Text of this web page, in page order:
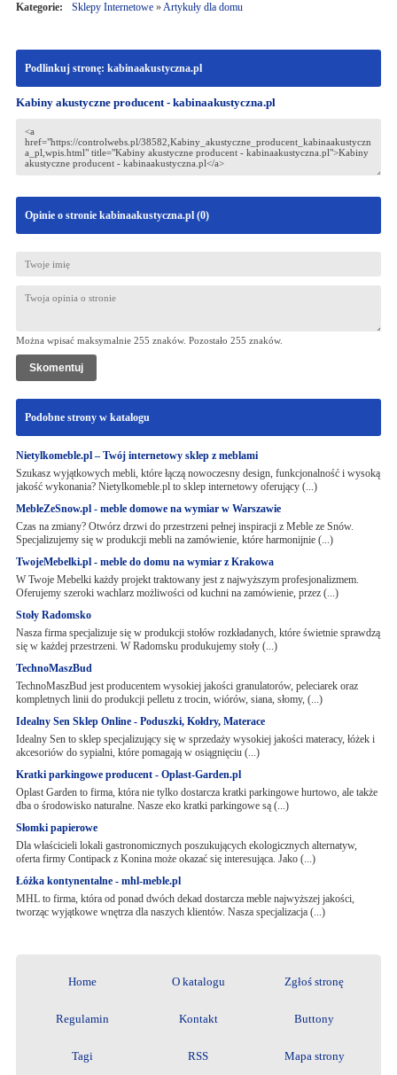
Kategorie:
Sklepy Internetowe»Artykuły dla domu
Podlinkuj stronę: kabinaakustyczna.pl
Kabiny akustyczne producent - kabinaakustyczna.pl
Opinie o stronie kabinaakustyczna.pl (0)
Można wpisać maksymalnie 255 znaków. Pozostało 255 znaków.
Podobne strony w katalogu
Nietylkomeble.pl – Twój internetowy sklep z meblami
Szukasz wyjątkowych mebli, które łączą nowoczesny design, funkcjonalność i wysoką
jakość wykonania? Nietylkomeble.pl to sklep internetowy oferujący (...)
MebleZeSnow.pl - meble domowe na wymiar w Warszawie
Czas na zmiany? Otwórz drzwi do przestrzeni pełnej inspiracji z Meble ze Snów.
Specjalizujemy się w produkcji mebli na zamówienie, które harmonijnie (...)
TwojeMebelki.pl - meble do domu na wymiar z Krakowa
W Twoje Mebelki każdy projekt traktowany jest z najwyższym profesjonalizmem.
Oferujemy szeroki wachlarz możliwości od kuchni na zamówienie, przez (...)
Stoły Radomsko
Nasza firma specjalizuje się w produkcji stołów rozkładanych, które świetnie sprawdzą
się w każdej przestrzeni. W Radomsku produkujemy stoły (...)
TechnoMaszBud
TechnoMaszBud jest producentem wysokiej jakości granulatorów, peleciarek oraz
kompletnych linii do produkcji pelletu z trocin, wiórów, siana, słomy, (...)
Idealny Sen Sklep Online - Poduszki, Kołdry, Materace
Idealny Sen to sklep specjalizujący się w sprzedaży wysokiej jakości materacy, łóżek i
akcesoriów do sypialni, które pomagają w osiągnięciu (...)
Kratki parkingowe producent - Oplast-Garden.pl
Oplast Garden to firma, która nie tylko dostarcza kratki parkingowe hurtowo, ale także
dba o środowisko naturalne. Nasze eko kratki parkingowe są (...)
Słomki papierowe
Dla właścicieli lokali gastronomicznych poszukujących ekologicznych alternatyw,
oferta firmy Contipack z Konina może okazać się interesująca. Jako (...)
Łóżka kontynentalne - mhl-meble.pl
MHL to firma, która od ponad dwóch dekad dostarcza meble najwyższej jakości,
tworząc wyjątkowe wnętrza dla naszych klientów. Nasza specjalizacja (...)
Home O katalogu Zgłoś stronę
Regulamin Kontakt Buttony
Tagi RSS Mapa strony